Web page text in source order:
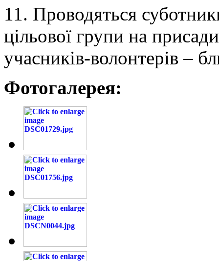
11. Проводяться
цільової групи на
учасників-волонтерів –
Фотогалерея: